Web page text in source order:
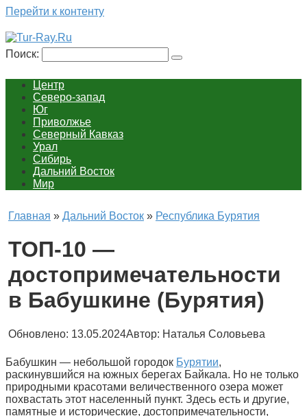
Перейти к контенту
Поиск:
Центр
Северо-запад
Юг
Приволжье
Северный Кавказ
Урал
Сибирь
Дальний Восток
Мир
Главная » Дальний Восток » Республика Бурятия
ТОП-10 —
достопримечательности
в Бабушкине (Бурятия)
Обновлено: 13.05.2024Автор: Наталья Соловьева
Бабушкин — небольшой городок Бурятии,
раскинувшийся на южных берегах Байкала. Но не только
природными красотами величественного озера может
похвастать этот населенный пункт. Здесь есть и другие,
памятные и исторические, достопримечательности,